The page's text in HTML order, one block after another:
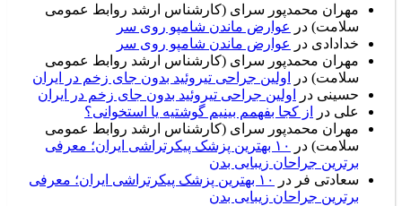
مهران محمدپور سرای (کارشناس ارشد روابط عمومی
سلامت) در
عوارض ماندن شامپو روی سر
خدادادی در
عوارض ماندن شامپو روی سر
مهران محمدپور سرای (کارشناس ارشد روابط عمومی
سلامت) در
اولین جراحی تیروئید بدون جای زخم در ایران
حسینی در
اولین جراحی تیروئید بدون جای زخم در ایران
علی در
از کجا بفهمم بینیم گوشتیه یا استخوانی؟
مهران محمدپور سرای (کارشناس ارشد روابط عمومی
سلامت) در
۱۰ بهترین پزشک پیکرتراشی ایران؛ معرفی
برترین جراحان زیبایی بدن
سعادتی فر در
۱۰ بهترین پزشک پیکرتراشی ایران؛ معرفی
برترین جراحان زیبایی بدن